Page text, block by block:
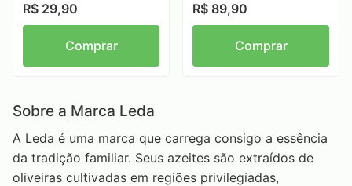
R$ 29,90
Comprar
R$ 89,90
Comprar
Sobre a Marca Leda
A Leda é uma marca que carrega consigo a essência
da tradição familiar. Seus azeites são extraídos de
oliveiras cultivadas em regiões privilegiadas,